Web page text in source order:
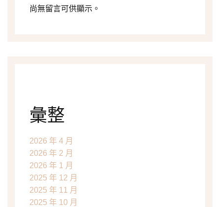
尚無留言可供顯示。
彙整
2026 年 4 月
2026 年 2 月
2026 年 1 月
2025 年 12 月
2025 年 11 月
2025 年 10 月